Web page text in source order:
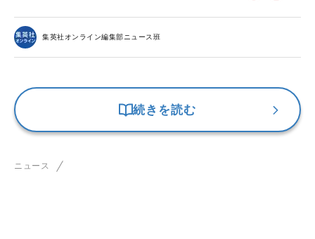
集英社オンライン編集部ニュース班
続きを読む
ニュース